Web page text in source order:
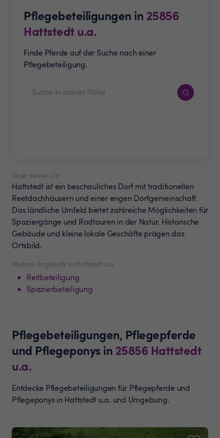
Pflegebeteiligungen in 25856
Hattstedt u.a.
Finde Pferde auf der Suche nach einer
Pflegebeteiligung.
Weitere Angebote in Hattstedt u.a.
Reitbeteiligung
Spazierbeteiligung
Über diesen Ort
Hattstedt ist ein beschauliches Dorf mit traditionellen
Reetdachhäusern und einer engen Dorfgemeinschaft.
Das ländliche Umfeld bietet zahlreiche Möglichkeiten für
Spaziergänge und Radtouren in der Natur. Historische
Gebäude und kleine lokale Geschäfte prägen das
Ortsbild.
Pflegebeteiligungen, Pflegepferde
und Pflegeponys in 25856 Hattstedt
u.a.
Entdecke Pflegebeteiligungen für Pflegepferde und
Pflegeponys in Hattstedt u.a. und Umgebung.